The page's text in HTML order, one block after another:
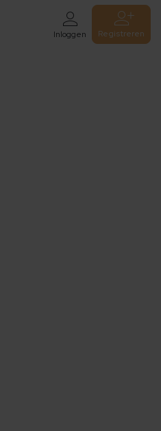
Inloggen Registreren